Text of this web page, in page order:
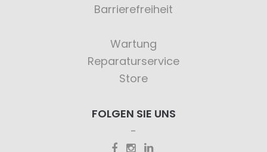
Barrierefreiheit
Wartung
Reparaturservice
Store
FOLGEN SIE UNS